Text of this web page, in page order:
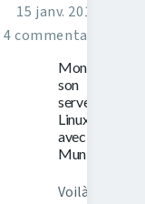
15 janv. 2018
4 commentaires
Monitorer
son
serveur
Linux
avec
Munin
Voilà